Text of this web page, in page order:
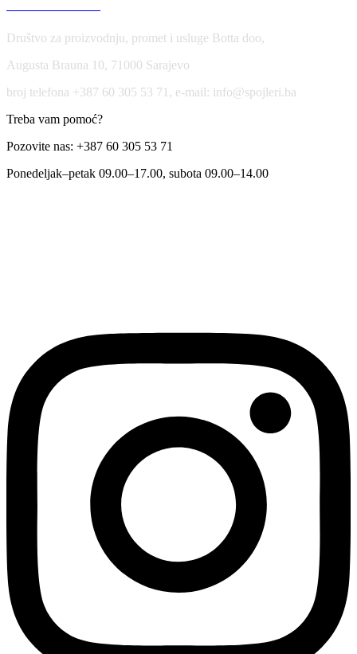
Društvo za proizvodnju, promet i usluge Botta doo,
Augusta Brauna 10, 71000 Sarajevo
broj telefona +387 60 305 53 71, e-mail: info@spojleri.ba
Treba vam pomoć?
Pozovite nas: +387 60 305 53 71
Ponedeljak–petak 09.00–17.00, subota 09.00–14.00